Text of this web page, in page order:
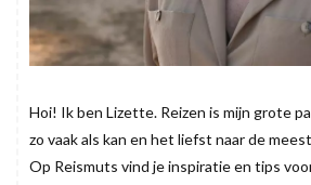
Hoi! Ik ben Lizette. Reizen is mijn grote
zo vaak als kan en het liefst naar de
Op Reismuts vind je inspiratie en tips